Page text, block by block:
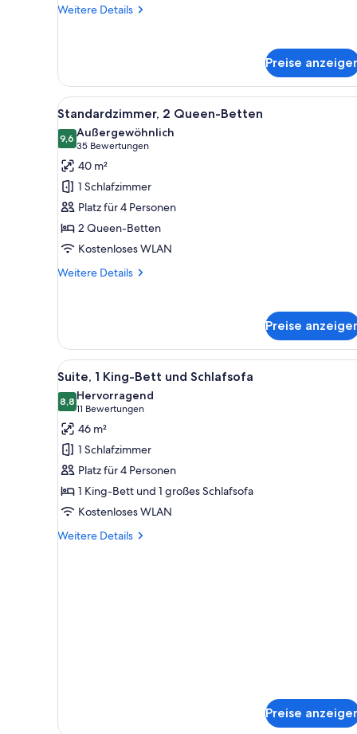
Weitere Details
Weitere
Preise
Alle
Fotos
für
Standardzimmer,
2 Queen-
Betten
anzeigen
4
Standardzimmer, 2 Queen-Betten
9,69,6 von 10
Außergewöhnlich
35 Bewertungen
(35
Bewertungen)
40 m²
1 Schlafzimmer
Platz für 4 Personen
2 Queen-Betten
Kostenloses WLAN
Weitere Details
Weitere
Betten
Preise
Alle
Fotos
für
Suite,
1 King-
Bett
und
Schlafsofa
anzeigen
Ein Hotelzimmer mit
5
Suite, 1 King-Bett und Schlafsofa
8,88,8 von 10
Hervorragend
11 Bewertungen
(11
Bewertungen)
46 m²
1 Schlafzimmer
Platz für 4 Personen
1 King-Bett und 1 großes Schlafsofa
Kostenloses WLAN
Weitere Details
Weitere
Preise